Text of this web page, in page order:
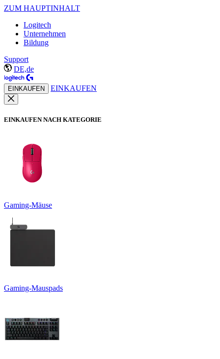
ZUM HAUPTINHALT
Logitech
Unternehmen
Bildung
Support
DE,de
EINKAUFEN EINKAUFEN
EINKAUFEN NACH KATEGORIE
Gaming-Mäuse
Gaming-Mauspads